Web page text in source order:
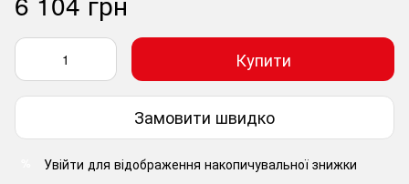
Купити
Замовити швидко
Увійти для відображення накопичувальної знижки